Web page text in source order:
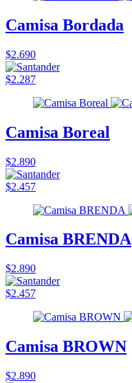
Camisa Bordada
$2.690
$2.287
Camisa Boreal
$2.890
$2.457
Camisa BRENDA
$2.890
$2.457
Camisa BROWN
$2.890